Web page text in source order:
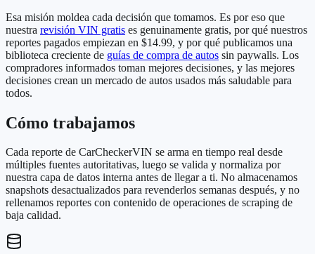
Esa misión moldea cada decisión que tomamos. Es por eso que
nuestra revisión VIN gratis es genuinamente gratis, por qué nuestros
reportes pagados empiezan en $14.99, y por qué publicamos una
biblioteca creciente de guías de compra de autos sin paywalls. Los
compradores informados toman mejores decisiones, y las mejores
decisiones crean un mercado de autos usados más saludable para
todos.
Cómo trabajamos
Cada reporte de CarCheckerVIN se arma en tiempo real desde
múltiples fuentes autoritativas, luego se valida y normaliza por
nuestra capa de datos interna antes de llegar a ti. No almacenamos
snapshots desactualizados para revenderlos semanas después, y no
rellenamos reportes con contenido de operaciones de scraping de
baja calidad.